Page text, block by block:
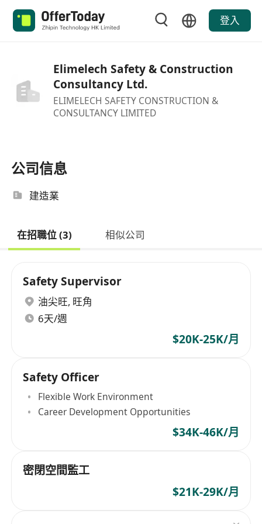
登入
Elimelech Safety & Construction
Consultancy Ltd.
ELIMELECH SAFETY CONSTRUCTION &
CONSULTANCY LIMITED
公司信息
建造業
在招職位 (3) 相似公司
Safety Supervisor
油尖旺, 旺角
6天/週
$20K-25K/月
Safety Officer
Flexible Work Environment
Career Development Opportunities
$34K-46K/月
密閉空間監工
$21K-29K/月